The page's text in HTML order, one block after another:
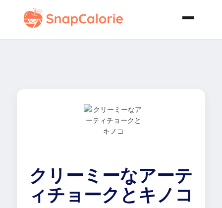
クリーミーなアーテ
ィチョークとキノコ